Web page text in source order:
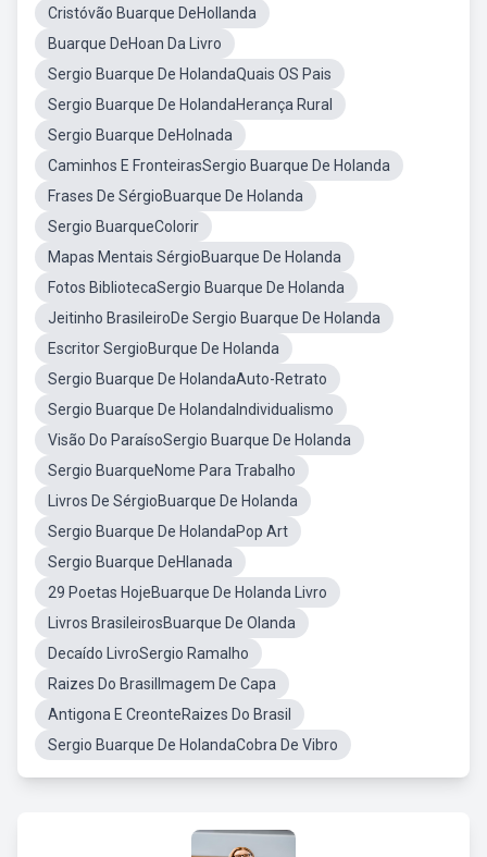
Cristóvão Buarque DeHollanda
Buarque DeHoan Da Livro
Sergio Buarque De HolandaQuais OS Pais
Sergio Buarque De HolandaHerança Rural
Sergio Buarque DeHolnada
Caminhos E FronteirasSergio Buarque De Holanda
Frases De SérgioBuarque De Holanda
Sergio BuarqueColorir
Mapas Mentais SérgioBuarque De Holanda
Fotos BibliotecaSergio Buarque De Holanda
Jeitinho BrasileiroDe Sergio Buarque De Holanda
Escritor SergioBurque De Holanda
Sergio Buarque De HolandaAuto-Retrato
Sergio Buarque De HolandaIndividualismo
Visão Do ParaísoSergio Buarque De Holanda
Sergio BuarqueNome Para Trabalho
Livros De SérgioBuarque De Holanda
Sergio Buarque De HolandaPop Art
Sergio Buarque DeHlanada
29 Poetas HojeBuarque De Holanda Livro
Livros BrasileirosBuarque De Olanda
Decaído LivroSergio Ramalho
Raizes Do BrasilImagem De Capa
Antigona E CreonteRaizes Do Brasil
Sergio Buarque De HolandaCobra De Vibro